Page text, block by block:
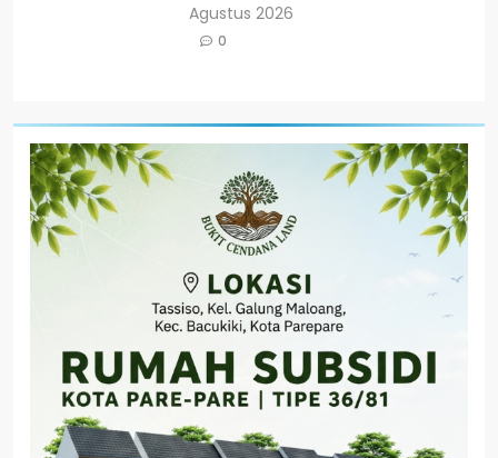
Agustus 2026
0